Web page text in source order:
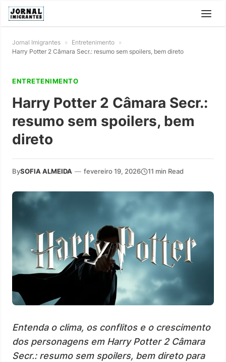
Jornal Imigrantes » Entretenimento »
Harry Potter 2 Câmara Secr.: resumo sem spoilers, bem direto
ENTRETENIMENTO
Harry Potter 2 Câmara Secr.:
resumo sem spoilers, bem
direto
BySOFIA ALMEIDA — fevereiro 19, 2026 11 min Read
Entenda o clima, os conflitos e o crescimento
dos personagens em Harry Potter 2 Câmara
Secr.: resumo sem spoilers, bem direto para